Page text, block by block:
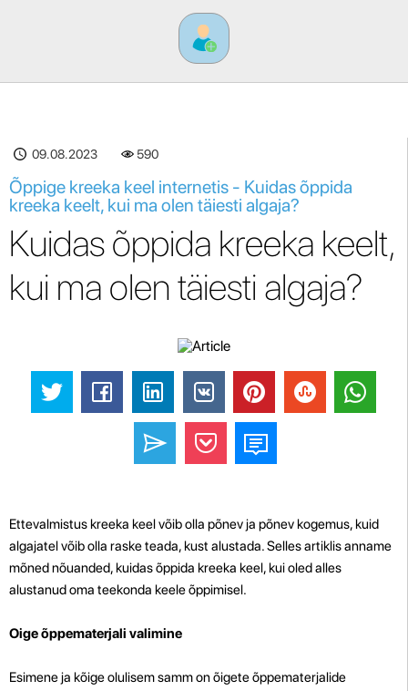
09.08.2023 590
Õppige kreeka keel internetis - Kuidas õppida
kreeka keelt, kui ma olen täiesti algaja?
Kuidas õppida kreeka keelt,
kui ma olen täiesti algaja?
Ettevalmistus kreeka keel võib olla põnev ja põnev kogemus, kuid
algajatel võib olla raske teada, kust alustada. Selles artiklis anname
mõned nõuanded, kuidas õppida kreeka keel, kui oled alles
alustanud oma teekonda keele õppimisel.
Oige õppematerjali valimine
Esimene ja kõige olulisem samm on õigete õppematerjalide